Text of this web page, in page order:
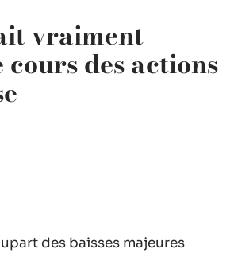
vraiment
des actions
des baisses majeures